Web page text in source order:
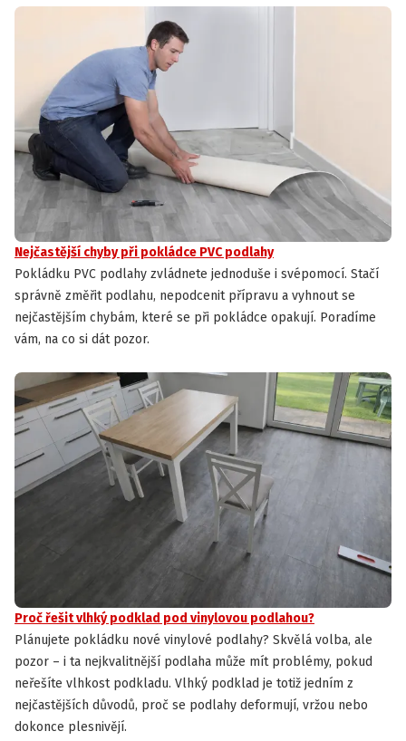
Nejčastější chyby při pokládce PVC podlahy
Pokládku PVC podlahy zvládnete jednoduše i svépomocí. Stačí
správně změřit podlahu, nepodcenit přípravu a vyhnout se
nejčastějším chybám, které se při pokládce opakují. Poradíme
vám, na co si dát pozor.
Proč řešit vlhký podklad pod vinylovou podlahou?
Plánujete pokládku nové vinylové podlahy? Skvělá volba, ale
pozor – i ta nejkvalitnější podlaha může mít problémy, pokud
neřešíte vlhkost podkladu. Vlhký podklad je totiž jedním z
nejčastějších důvodů, proč se podlahy deformují, vržou nebo
dokonce plesnivějí.